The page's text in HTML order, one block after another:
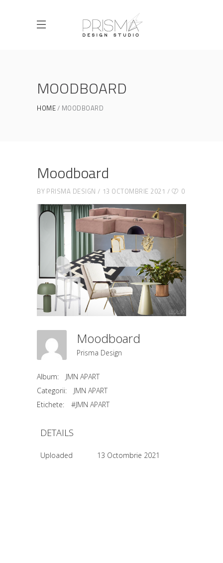
MOODBOARD
HOME MOODBOARD
Moodboard
BY PRISMA DESIGN 13 OCTOMBRIE 2021 0
Moodboard
Prisma Design
Album:
JMN APART
Categorii:
JMN APART
Etichete:
#JMN APART
DETAILS
Uploaded 13 Octombrie 2021